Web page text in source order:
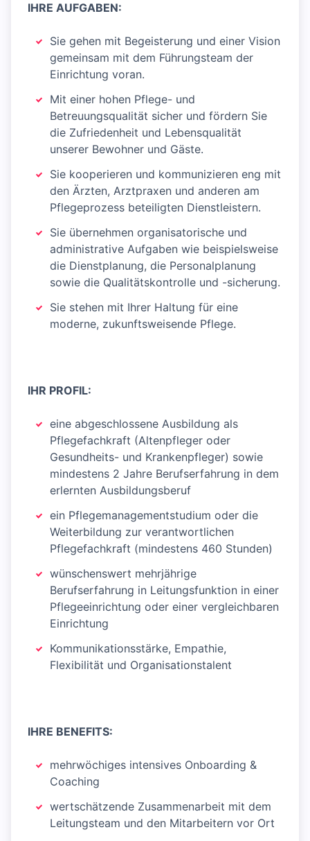
IHRE AUFGABEN:
Sie gehen mit Begeisterung und einer Vision
gemeinsam mit dem Führungsteam der
Einrichtung voran.
Mit einer hohen Pflege- und
Betreuungsqualität sicher und fördern Sie
die Zufriedenheit und Lebensqualität
unserer Bewohner und Gäste.
Sie kooperieren und kommunizieren eng mit
den Ärzten, Arztpraxen und anderen am
Pflegeprozess beteiligten Dienstleistern.
Sie übernehmen organisatorische und
administrative Aufgaben wie beispielsweise
die Dienstplanung, die Personalplanung
sowie die Qualitätskontrolle und -sicherung.
Sie stehen mit Ihrer Haltung für eine
moderne, zukunftsweisende Pflege.
IHR PROFIL:
eine abgeschlossene Ausbildung als
Pflegefachkraft (Altenpfleger oder
Gesundheits- und Krankenpfleger) sowie
mindestens 2 Jahre Berufserfahrung in dem
erlernten Ausbildungsberuf
ein Pflegemanagementstudium oder die
Weiterbildung zur verantwortlichen
Pflegefachkraft (mindestens 460 Stunden)
wünschenswert mehrjährige
Berufserfahrung in Leitungsfunktion in einer
Pflegeeinrichtung oder einer vergleichbaren
Einrichtung
Kommunikationsstärke, Empathie,
Flexibilität und Organisationstalent
IHRE BENEFITS:
mehrwöchiges intensives Onboarding &
Coaching
wertschätzende Zusammenarbeit mit dem
Leitungsteam und den Mitarbeitern vor Ort